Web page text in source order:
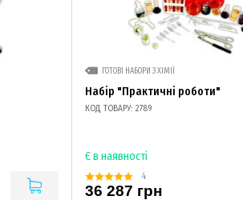
ГОТОВІ НАБОРИ З ХІМІЇ
Набір "Практичні роботи"
КОД ТОВАРУ: 2789
Є в наявності
4
36 287 грн